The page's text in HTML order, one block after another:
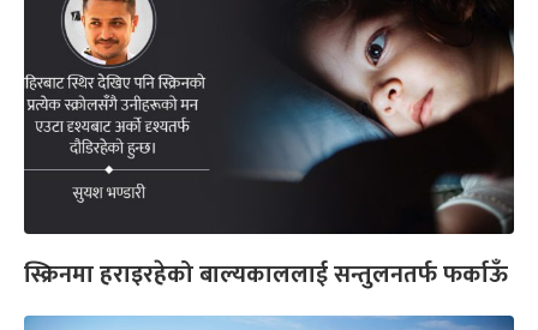
स्क्रिनमा हराइरहेको बाल्यकाललाई सन्तुलनतर्फ फर्काऊँ